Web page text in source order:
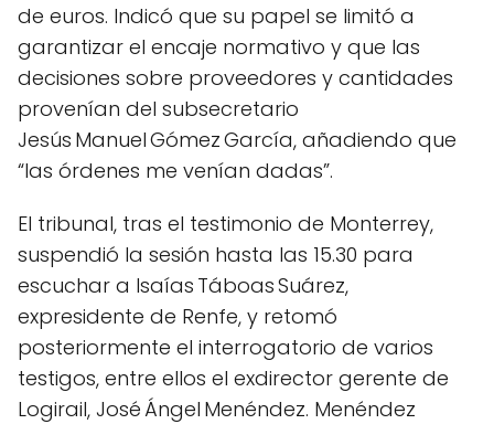
de euros. Indicó que su papel se limitó a
garantizar el encaje normativo y que las
decisiones sobre proveedores y cantidades
provenían del subsecretario
Jesús Manuel Gómez García, añadiendo que
“las órdenes me venían dadas”.
El tribunal, tras el testimonio de Monterrey,
suspendió la sesión hasta las 15.30 para
escuchar a Isaías Táboas Suárez,
expresidente de Renfe, y retomó
posteriormente el interrogatorio de varios
testigos, entre ellos el exdirector gerente de
Logirail, José Ángel Menéndez. Menéndez